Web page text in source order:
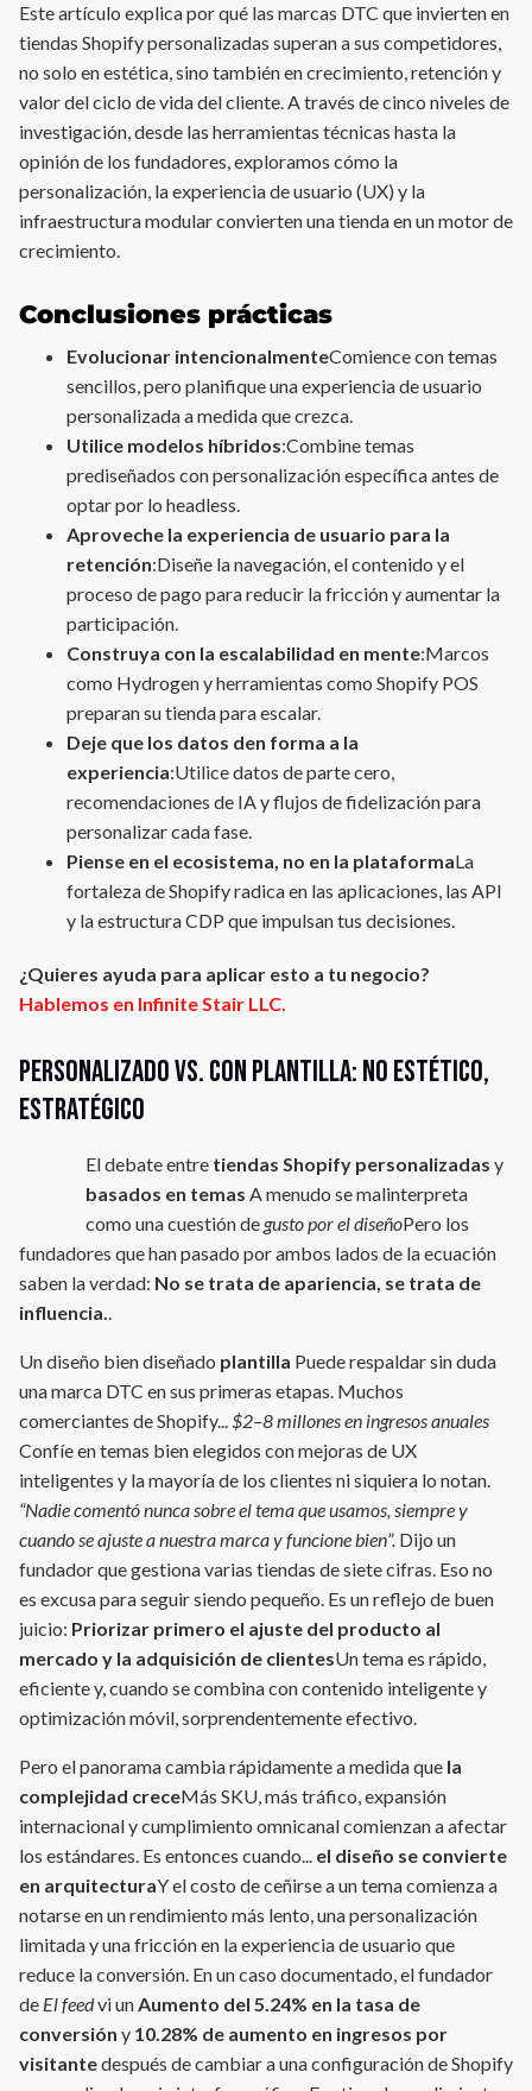
Este artículo explica por qué las marcas DTC que invierten en
tiendas Shopify personalizadas superan a sus competidores,
no solo en estética, sino también en crecimiento, retención y
valor del ciclo de vida del cliente. A través de cinco niveles de
investigación, desde las herramientas técnicas hasta la
opinión de los fundadores, exploramos cómo la
personalización, la experiencia de usuario (UX) y la
infraestructura modular convierten una tienda en un motor de
crecimiento.
Conclusiones prácticas
Evolucionar intencionalmenteComience con temas
sencillos, pero planifique una experiencia de usuario
personalizada a medida que crezca.
Utilice modelos híbridos:Combine temas
prediseñados con personalización específica antes de
optar por lo headless.
Aproveche la experiencia de usuario para la
retención:Diseñe la navegación, el contenido y el
proceso de pago para reducir la fricción y aumentar la
participación.
Construya con la escalabilidad en mente:Marcos
como Hydrogen y herramientas como Shopify POS
preparan su tienda para escalar.
Deje que los datos den forma a la
experiencia:Utilice datos de parte cero,
recomendaciones de IA y flujos de fidelización para
personalizar cada fase.
Piense en el ecosistema, no en la plataformaLa
fortaleza de Shopify radica en las aplicaciones, las API
y la estructura CDP que impulsan tus decisiones.
¿Quieres ayuda para aplicar esto a tu negocio?
Hablemos en Infinite Stair LLC.
Personalizado vs. con plantilla: No estético,
estratégico
El debate entre tiendas Shopify personalizadas y
basados en temas A menudo se malinterpreta
como una cuestión de gusto por el diseñoPero los
fundadores que han pasado por ambos lados de la ecuación
saben la verdad: No se trata de apariencia, se trata de
influencia..
Un diseño bien diseñado plantilla Puede respaldar sin duda
una marca DTC en sus primeras etapas. Muchos
comerciantes de Shopify...$2–8 millones en ingresos anuales
Confíe en temas bien elegidos con mejoras de UX
inteligentes y la mayoría de los clientes ni siquiera lo notan.
“Nadie comentó nunca sobre el tema que usamos, siempre y
cuando se ajuste a nuestra marca y funcione bien”. Dijo un
fundador que gestiona varias tiendas de siete cifras. Eso no
es excusa para seguir siendo pequeño. Es un reflejo de buen
juicio: Priorizar primero el ajuste del producto al
mercado y la adquisición de clientesUn tema es rápido,
eficiente y, cuando se combina con contenido inteligente y
optimización móvil, sorprendentemente efectivo.
Pero el panorama cambia rápidamente a medida que la
complejidad creceMás SKU, más tráfico, expansión
internacional y cumplimiento omnicanal comienzan a afectar
los estándares. Es entonces cuando... el diseño se convierte
en arquitecturaY el costo de ceñirse a un tema comienza a
notarse en un rendimiento más lento, una personalización
limitada y una fricción en la experiencia de usuario que
reduce la conversión. En un caso documentado, el fundador
de El feedvi unAumento del 5.24% en la tasa de
conversión y 10.28% de aumento en ingresos por
visitantedespués de cambiar a una configuración de Shopify